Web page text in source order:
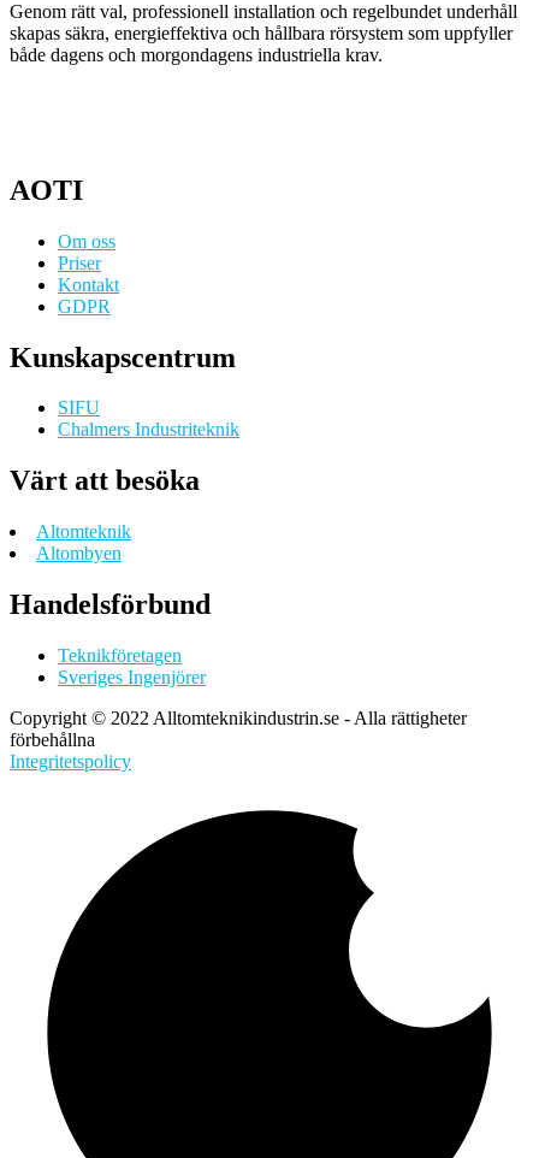
Genom rätt val, professionell installation och regelbundet underhåll
skapas säkra, energieffektiva och hållbara rörsystem som uppfyller
både dagens och morgondagens industriella krav.
AOTI
Om oss
Priser
Kontakt
GDPR
Kunskapscentrum
SIFU
Chalmers Industriteknik
Värt att besöka
Altomteknik
Altombyen
Handelsförbund
Teknikföretagen
Sveriges Ingenjörer
Copyright © 2022 Alltomteknikindustrin.se - Alla rättigheter
förbehållna
Integritetspolicy